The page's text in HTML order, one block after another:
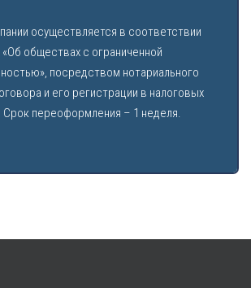
осуществляется в соответствии
обществах с ограниченной
посредством нотариального
и его регистрации в налоговых
Срок переоформления – 1 неделя.